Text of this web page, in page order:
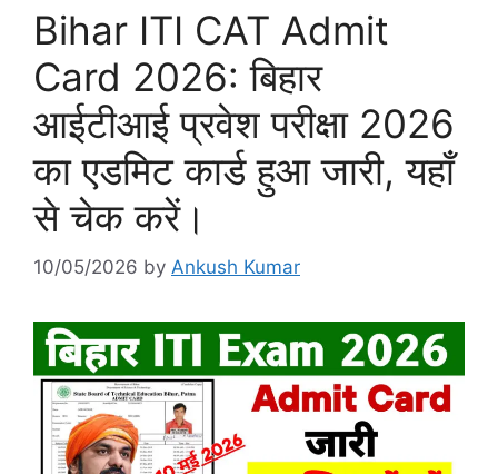
Bihar ITI CAT Admit
Card 2026: बिहार
आईटीआई प्रवेश परीक्षा 2026
का एडमिट कार्ड हुआ जारी, यहाँ
से चेक करें।
10/05/2026 by Ankush Kumar